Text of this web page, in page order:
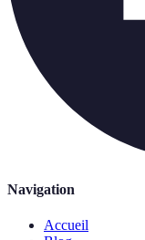
Navigation
Accueil